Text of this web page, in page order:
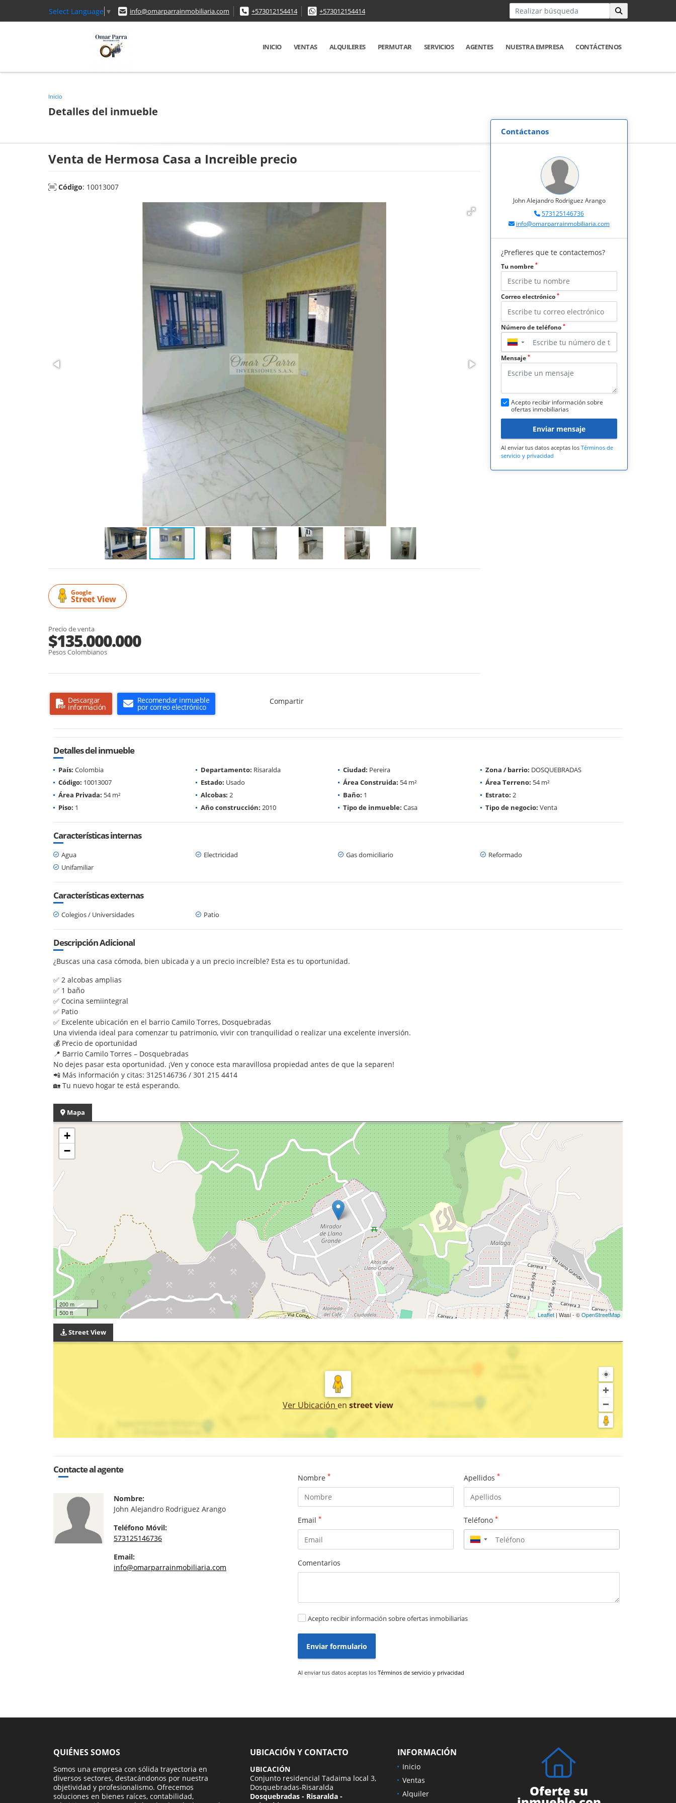
Select Language ▼ info@omarparrainmobiliaria.com +573012154414 +573012154414
INICIO VENTAS ALQUILERES PERMUTAR SERVICIOS AGENTES NUESTRA EMPRESA CONTÁCTENOS
Inicio
Detalles del inmueble
Venta de Hermosa Casa a Increible precio
Código: 10013007
Google
Street View
Precio de venta
$135.000.000
Pesos Colombianos
Descargar
información
Recomendar inmueble
por correo electrónico
Compartir
Contáctanos
John Alejandro Rodriguez Arango
573125146736
info@omarparrainmobiliaria.com
¿Prefieres que te contactemos?
Tu nombre *
Correo electrónico *
Número de teléfono *
▼
Mensaje *
Acepto recibir información sobre
ofertas inmobiliarias
Enviar mensaje
Al enviar tus datos aceptas los Términos de
servicio y privacidad
Detalles del inmueble
País: Colombia Departamento: Risaralda Ciudad: Pereira Zona / barrio: DOSQUEBRADAS
Código: 10013007 Estado: Usado Área Construida: 54 m² Área Terreno: 54 m²
Área Privada: 54 m² Alcobas: 2 Baño: 1 Estrato: 2
Piso: 1 Año construcción: 2010 Tipo de inmueble: Casa Tipo de negocio: Venta
Características internas
Agua Electricidad Gas domiciliario
Reformado
Unifamiliar
Características externas
Colegios / Universidades Patio
Descripción Adicional
¿Buscas una casa cómoda, bien ubicada y a un precio increíble? Esta es tu oportunidad.
✅ 2 alcobas amplias
✅ 1 baño
✅ Cocina semiintegral
✅ Patio
✅ Excelente ubicación en el barrio Camilo Torres, Dosquebradas
Una vivienda ideal para comenzar tu patrimonio, vivir con tranquilidad o realizar una excelente inversión.
💰 Precio de oportunidad
📍 Barrio Camilo Torres – Dosquebradas
No dejes pasar esta oportunidad. ¡Ven y conoce esta maravillosa propiedad antes de que la separen!
📲 Más información y citas: 3125146736 / 301 215 4414
🏡 Tu nuevo hogar te está esperando.
Mapa
+
−
200 m
500 ft
Leaflet| Wasi - ©OpenStreetMap
Street View
Ver Ubicación en street view
Contacte al agente
Nombre:
John Alejandro Rodriguez Arango
Teléfono Móvil:
573125146736
Email:
info@omarparrainmobiliaria.com
Nombre * Apellidos *
Email * Teléfono *
▼
Comentarios
Acepto recibir información sobre ofertas inmobiliarias
Enviar formulario
Al enviar tus datos aceptas los Términos de servicio y privacidad
QUIÉNES SOMOS
Somos una empresa con sólida trayectoria en
diversos sectores, destacándonos por nuestra
objetividad y profesionalismo. Ofrecemos
soluciones en bienes raíces, contabilidad,
UBICACIÓN Y CONTACTO
UBICACIÓN
Conjunto residencial Tadaima local 3,
Dosquebradas-Risaralda
Dosquebradas - Risaralda -
INFORMACIÓN
Inicio
Ventas
Alquiler
Oferte su